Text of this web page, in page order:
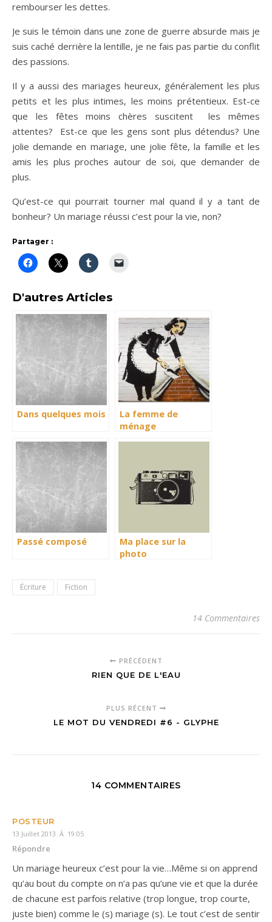
rembourser les dettes.
Je suis le témoin dans une zone de guerre absurde mais je
suis caché derrière la lentille, je ne fais pas partie du conflit
des passions.
Il y a aussi des mariages heureux, généralement les plus
petits et les plus intimes, les moins prétentieux. Est-ce
que les fêtes moins chères suscitent les mêmes
attentes? Est-ce que les gens sont plus détendus? Une
jolie demande en mariage, une jolie fête, la famille et les
amis les plus proches autour de soi, que demander de
plus.
Qu’est-ce qui pourrait tourner mal quand il y a tant de
bonheur? Un mariage réussi c’est pour la vie, non?
Partager :
D'autres Articles
Dans quelques mois
La femme de
ménage
Passé composé
Ma place sur la
photo
Écriture Fiction
14 Commentaires
PRÉCÉDENT
RIEN QUE DE L'EAU
PLUS RÉCENT
LE MOT DU VENDREDI #6 - GLYPHE
14 COMMENTAIRES
POSTEUR
13 Juillet 2013 À 19:05
Répondre
Un mariage heureux c’est pour la vie…Même si on apprend
qu’au bout du compte on n’a pas qu’une vie et que la durée
de chacune est parfois relative (trop longue, trop courte,
juste bien) comme le (s) mariage (s). Le tout c’est de sentir